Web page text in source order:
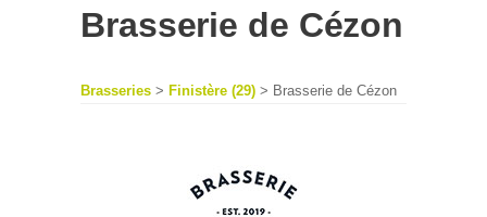
Brasserie de Cézon
Brasseries > Finistère (29) > Brasserie de Cézon